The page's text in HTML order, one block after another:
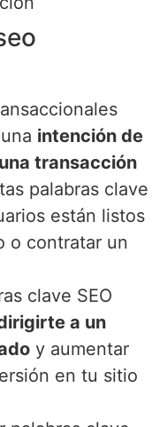
intención de
transacción
palabras clave
están listos
o contratar un
clave SEO
a un
y aumentar
en tu sitio